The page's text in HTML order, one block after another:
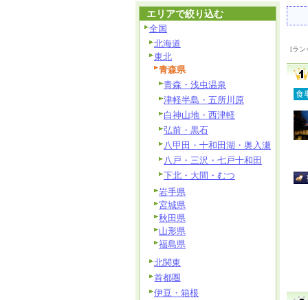
[ラン
食
エリアで絞り込む
全国
北海道
東北
青森県
青森・浅虫温泉
津軽半島・五所川原
白神山地・西津軽
弘前・黒石
八甲田・十和田湖・奥入瀬
八戸・三沢・七戸十和田
下北・大間・むつ
岩手県
宮城県
秋田県
山形県
福島県
北関東
首都圏
伊豆・箱根